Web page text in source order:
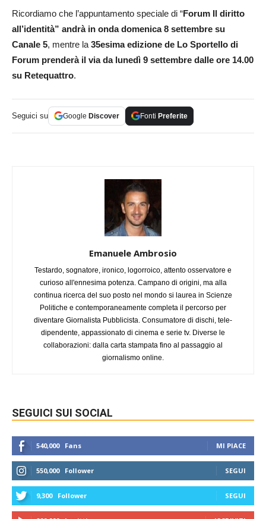
Ricordiamo che l’appuntamento speciale di “Forum Il diritto
all’identità” andrà in onda domenica 8 settembre su
Canale 5, mentre la 35esima edizione de Lo Sportello di
Forum prenderà il via da lunedì 9 settembre dalle ore 14.00
su Retequattro.
Seguici su Google Discover Fonti Preferite
Emanuele Ambrosio
Testardo, sognatore, ironico, logorroico, attento osservatore e
curioso all'ennesima potenza. Campano di origini, ma alla
continua ricerca del suo posto nel mondo si laurea in Scienze
Politiche e contemporaneamente completa il percorso per
diventare Giornalista Pubblicista. Consumatore di dischi, tele-
dipendente, appassionato di cinema e serie tv. Diverse le
collaborazioni: dalla carta stampata fino al passaggio al
giornalismo online.
SEGUICI SUI SOCIAL
540,000 Fans MI PIACE
550,000 Follower SEGUI
9,300 Follower SEGUI